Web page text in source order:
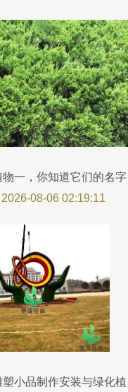
一，你知道它们的名字
吗？08-06 02:19:11
小品制作安装与绿化植